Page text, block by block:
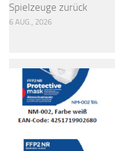
Spielzeuge zurück
6 AUG., 2026